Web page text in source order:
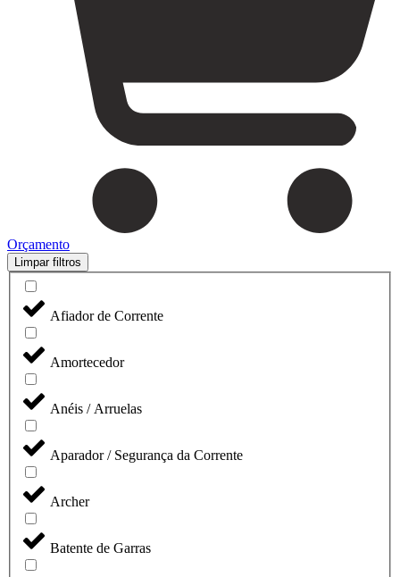
Orçamento
Limpar filtros
Afiador de Corrente
Amortecedor
Anéis / Arruelas
Aparador / Segurança da Corrente
Archer
Batente de Garras